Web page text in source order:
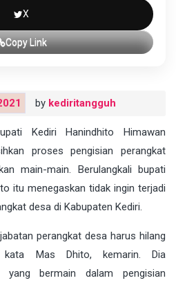
X
Copy Link
by kediritangguh
Kediri Hanindhito Himawan
proses pengisian perangkat
main-main. Berulangkali bupati
itu menegaskan tidak ingin terjadi
desa di Kabupaten Kediri.
perangkat desa harus hilang
kata Mas Dhito, kemarin. Dia
yang bermain dalam pengisian